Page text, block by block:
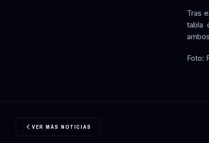
Tras
tabla
Foto:
VER MÁS NOTICIAS